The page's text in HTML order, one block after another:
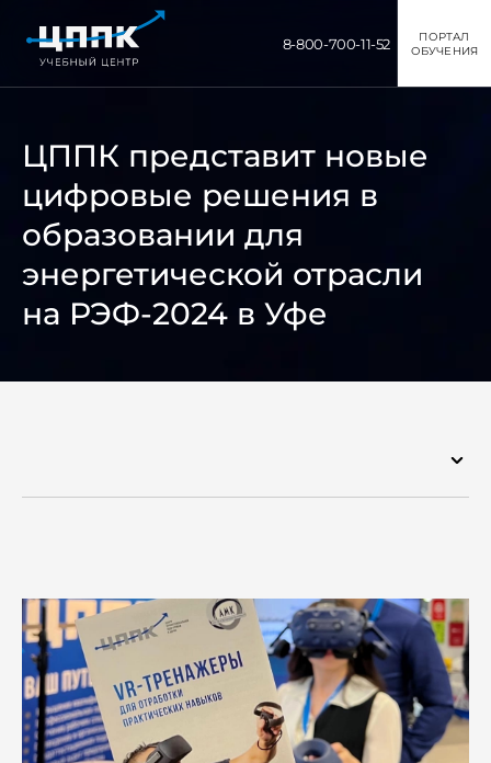
8-800-700-11-52
ПОРТАЛ
ОБУЧЕНИЯ
ЦППК представит новые
цифровые решения в
образовании для
энергетической отрасли
на РЭФ-2024 в Уфе
Семинары
Новости
Статьи